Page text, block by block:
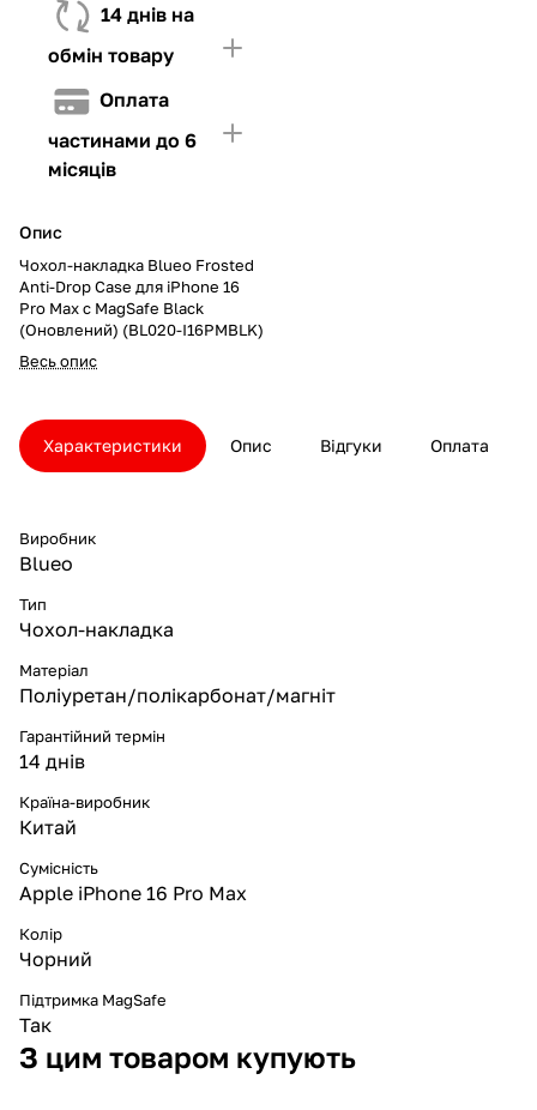
14 днів на
обмін товару
Оплата
частинами до 6
місяців
Опис
Чохол-накладка Blueo Frosted
Anti-Drop Case для iPhone 16
Pro Max с MagSafe Black
(Оновлений) (BL020-I16PMBLK)
Весь опис
Характеристики Опис Відгуки Оплата
Виробник
Blueo
Тип
Чохол-накладка
Матеріал
Поліуретан/полікарбонат/магніт
Гарантійний термін
14 днів
Країна-виробник
Китай
Сумісність
Apple iPhone 16 Pro Max
Колір
Чорний
Підтримка MagSafe
Так
З цим товаром купують